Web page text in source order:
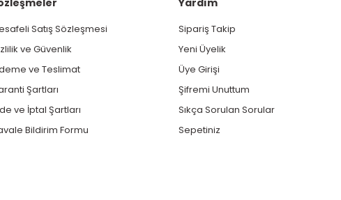
Satış Sözleşmesi
ve Güvenlik
ve Teslimat
Şartları
ve İptal Şartları
Bildirim Formu
Sipariş Takip
Yeni Üyelik
Üye Girişi
Şifremi Unuttum
Sıkça Sorulan Sorular
Sepetiniz